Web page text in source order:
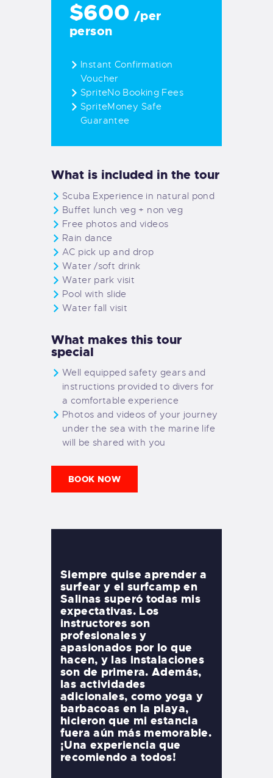
$600 /per
person
Instant Confirmation
Voucher
SpriteNo Booking Fees
SpriteMoney Safe
Guarantee
What is included in the tour
Scuba Experience in natural pond
Buffet lunch veg + non veg
Free photos and videos
Rain dance
AC pick up and drop
Water /soft drink
Water park visit
Pool with slide
Water fall visit
What makes this tour
special
Well equipped safety gears and
instructions provided to divers for
a comfortable experience
Photos and videos of your journey
under the sea with the marine life
will be shared with you
BOOK NOW
Siempre quise aprender a
surfear y el surfcamp en
Salinas superó todas mis
expectativas. Los
instructores son
profesionales y
apasionados por lo que
hacen, y las instalaciones
son de primera. Además,
las actividades
adicionales, como yoga y
barbacoas en la playa,
hicieron que mi estancia
fuera aún más memorable.
¡Una experiencia que
recomiendo a todos!